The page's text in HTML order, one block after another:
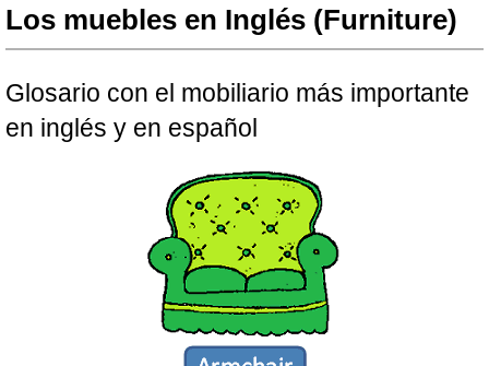
Los muebles en Inglés (Furniture)
Glosario con el mobiliario más importante
en inglés y en español